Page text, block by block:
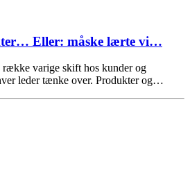
Eller: måske lærte vi…
række varige skift hos kunder og
leder tænke over. Produkter og…